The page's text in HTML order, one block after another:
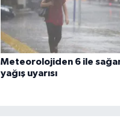
Meteorolojiden 6 ile
yağış uyarısı